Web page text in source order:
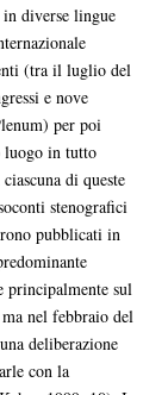
diverse lingue
(tra il luglio del
e nove
per poi
luogo in tutto
di queste
stenografici
pubblicati in
principalmente sul
nel febbraio del
deliberazione
con la